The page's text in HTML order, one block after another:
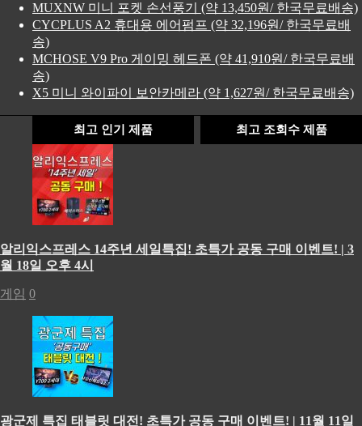
MUXNW 미니 포켓 손선풍기 (약 13,450원/ 한국무료배송)
CYCPLUS A2 휴대용 에어펌프 (약 32,196원/ 한국무료배
송)
MCHOSE V9 Pro 게이밍 헤드폰 (약 41,910원/ 한국무료배
송)
X5 미니 와이파이 보안카메라 (약 1,627원/ 한국무료배송)
최고 인기 제품 최고 조회수 제품
알리익스프레스 14주년 세일특집! 초특가 공동 구매 이벤트! | 3
월 18일 오후 4시
게임 0
광군제 특집 태블릿 대전! 초특가 공동 구매 이벤트! | 11월 11일